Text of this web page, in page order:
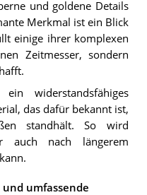
und goldene Details
Merkmal ist ein Blick
einige ihrer komplexen
Zeitmesser, sondern
widerstandsfähiges
das dafür bekannt ist,
standhält. So wird
auch nach längerem
umfassende